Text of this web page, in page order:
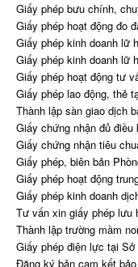
Giấy phép bưu chính,
Giấy phép hoạt động đo
Giấy phép kinh doanh lữ
Giấy phép kinh doanh lữ
Giấy phép hoạt động tư
Giấy phép lao động, thẻ
Thành lập sàn giao dịch
Giấy chứng nhận đủ điều
Giấy chứng nhận tiêu
Giấy phép, biên bản
Giấy phép hoạt động
Giấy phép kinh doanh
Tư vấn xin giấy phép lưu
Thành lập trường mầm
Giấy phép điện lực tại
Đăng ký bản cam kết